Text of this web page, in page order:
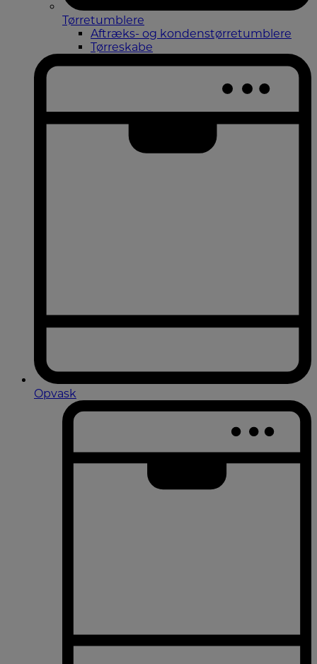
Tørretumblere
Aftræks- og kondenstørretumblere
Tørreskabe
Opvask